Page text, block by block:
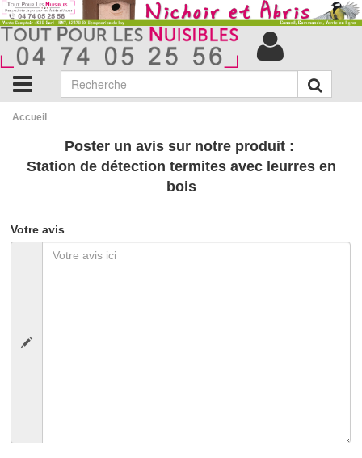
Accueil
Poster un avis sur notre produit :
Station de détection termites avec leurres en
bois
Votre avis